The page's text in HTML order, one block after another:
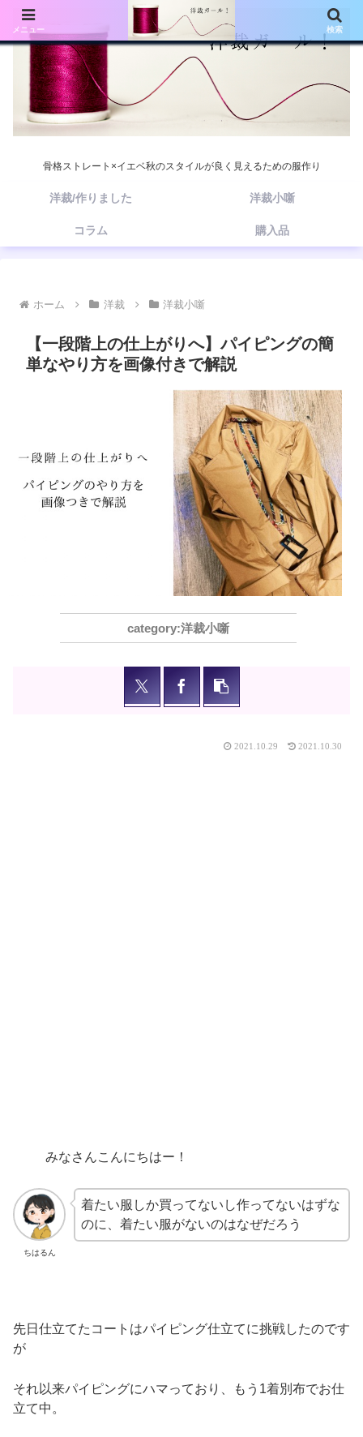
骨格ストレート×イエベ秋のスタイルが良く見えるための服作り
洋裁/作りました 洋裁小噺
コラム 購入品
ホーム 洋裁 洋裁小噺
【一段階上の仕上がりへ】パイピングの簡
単なやり方を画像付きで解説
洋裁小噺
2021.10.29 2021.10.30
みなさんこんにちはー！
ちはるん
着たい服しか買ってないし作ってないはずな
のに、着たい服がないのはなぜだろう
先日仕立てたコートはパイピング仕立てに挑戦したのです
が
それ以来パイピングにハマっており、もう1着別布でお仕
立て中。
メニュー 検索